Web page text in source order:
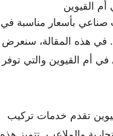
القيوين
بأسعار مناسبة في
في هذه المقالة، سنعرض
القيوين والتي توفر
تقدم خدمات تركيب